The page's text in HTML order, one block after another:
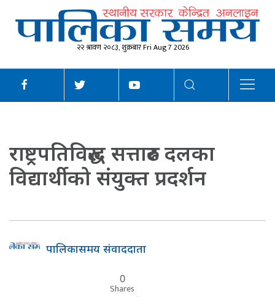
२२ श्रावण २०८३, शुक्रबार Fri Aug 7 2026
राष्ट्रपतिविरुद्ध सत्तारुढ दलका
विद्यार्थीको संयुक्त प्रदर्शन
पालिकासमय संवाददाता
0
Shares